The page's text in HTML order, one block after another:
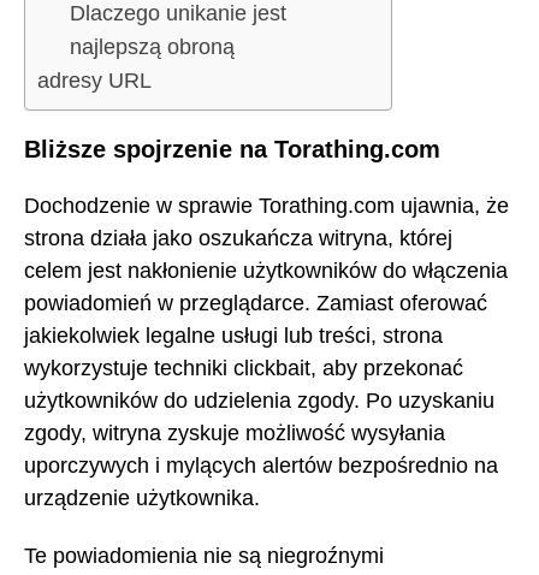
Dlaczego unikanie jest
najlepszą obroną
adresy URL
Bliższe spojrzenie na Torathing.com
Dochodzenie w sprawie Torathing.com ujawnia, że
strona działa jako oszukańcza witryna, której
celem jest nakłonienie użytkowników do włączenia
powiadomień w przeglądarce. Zamiast oferować
jakiekolwiek legalne usługi lub treści, strona
wykorzystuje techniki clickbait, aby przekonać
użytkowników do udzielenia zgody. Po uzyskaniu
zgody, witryna zyskuje możliwość wysyłania
uporczywych i mylących alertów bezpośrednio na
urządzenie użytkownika.
Te powiadomienia nie są niegroźnymi